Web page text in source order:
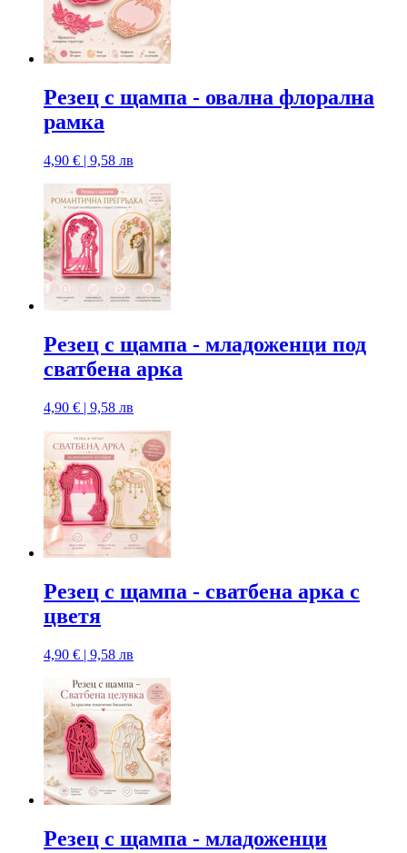
Резец с щампa - овална флорална
рамка
4,90 € | 9,58 лв
Резец с щампa - младоженци под
сватбена арка
4,90 € | 9,58 лв
Резец с щампa - сватбена арка с
цветя
4,90 € | 9,58 лв
Резец с щампa - младоженци